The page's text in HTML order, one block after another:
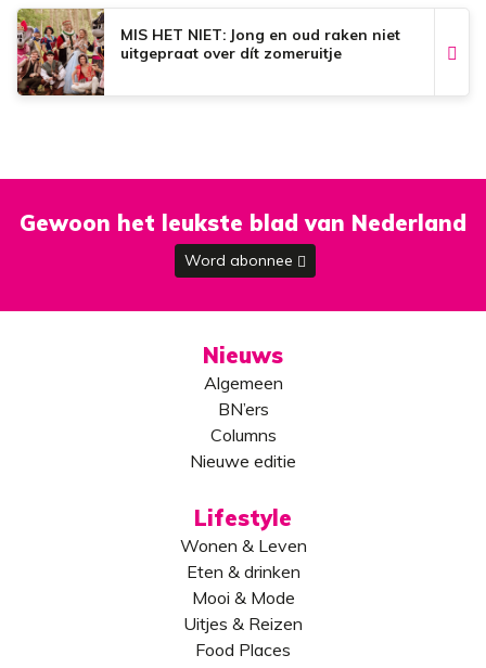
MIS HET NIET: Jong en oud raken niet
uitgepraat over dít zomeruitje
Gewoon het leukste blad van Nederland
Word abonnee
Nieuws
Algemeen
BN’ers
Columns
Nieuwe editie
Lifestyle
Wonen & Leven
Eten & drinken
Mooi & Mode
Uitjes & Reizen
Food Places